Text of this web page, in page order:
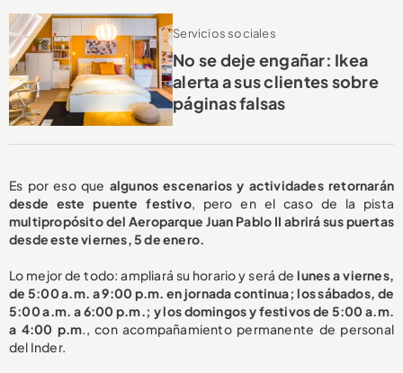
Servicios sociales
No se deje engañar: Ikea
alerta a sus clientes sobre
páginas falsas
Es por eso que algunos escenarios y actividades retornarán
desde este puente festivo, pero en el caso de la pista
multipropósito del Aeroparque Juan Pablo II abrirá sus puertas
desde este viernes, 5 de enero.
Lo mejor de todo: ampliará su horario y será delunes a viernes,
de 5:00 a.m. a 9:00 p.m. en jornada continua; los sábados, de
5:00 a.m. a 6:00 p.m.; y los domingos y festivos de 5:00 a.m.
a 4:00 p.m., con acompañamiento permanente de personal
del Inder.